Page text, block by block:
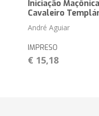
Iniciação
Cavaleiro
André Aguiar
IMPRESO
€ 15,18